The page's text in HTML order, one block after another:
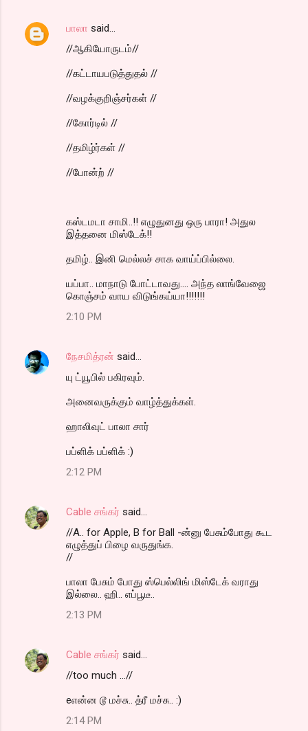
பாலா said…
//ஆகியோருடம்//
//கட்டாயபடுத்துதல் //
//வழக்குறிஞ்சர்கள் //
//கோர்டில் //
//தமிழ்ர்கள் //
//போன்ற் //
கஸ்டமடா சாமி..!! எழுதுனது ஒரு பாரா! அதுல
இத்தனை மிஸ்டேக்!!
தமிழ்.. இனி மெல்லச் சாக வாய்ப்பில்லை.
யப்பா.. மாநாடு போட்டாவது.... அந்த லாங்வேஜை
கொஞ்சம் வாய விடுங்கய்யா!!!!!!!
2:10 PM
நேசமித்ரன் said…
யு ட்யூபில் பகிரவும்.
அனைவருக்கும் வாழ்த்துக்கள்.
ஹாலிவுட் பாலா சார்
பப்ளிக் பப்ளிக் :)
2:12 PM
Cable சங்கர் said…
//A.. for Apple, B for Ball -ன்னு பேசும்போது கூட
எழுத்துப் பிழை வருதுங்க.
//
பாலா பேசும் போது ஸ்பெல்லிங் மிஸ்டேக் வராது
இல்லை.. ஹி.. எப்பூடீ..
2:13 PM
Cable சங்கர் said…
//too much ...//
eஎன்ன டூ மச்சு.. த்ரீ மச்சு.. :)
2:14 PM